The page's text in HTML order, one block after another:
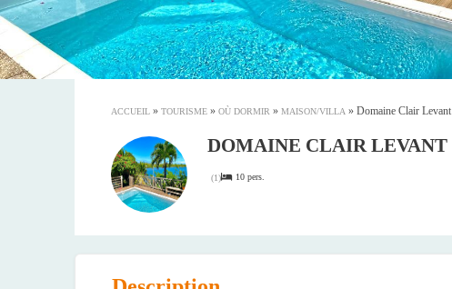
ACCUEIL » TOURISME » OÙ DORMIR » MAISON/VILLA » Domaine Clair Levant
DOMAINE CLAIR LEVANT
(1) 10 pers.